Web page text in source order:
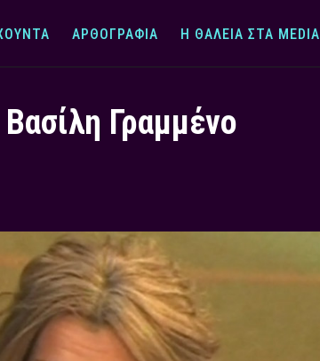
ΑΡΘΟΓΡΑΦΊΑ Η ΘΆΛΕΙΑ ΣΤΑ MEDIA
Γραμμένο